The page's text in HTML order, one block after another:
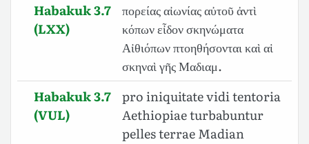
Habakuk 3.7
(LXX)
πορείας αἰωνίας αὐτοῦ ἀντὶ
κόπων εἶδον σκηνώματα
Αἰθιόπων πτοηθήσονται καὶ αἱ
σκηναὶ γῆς Μαδιαμ.
Habakuk 3.7
(VUL)
pro iniquitate vidi tentoria
Aethiopiae turbabuntur
pelles terrae Madian